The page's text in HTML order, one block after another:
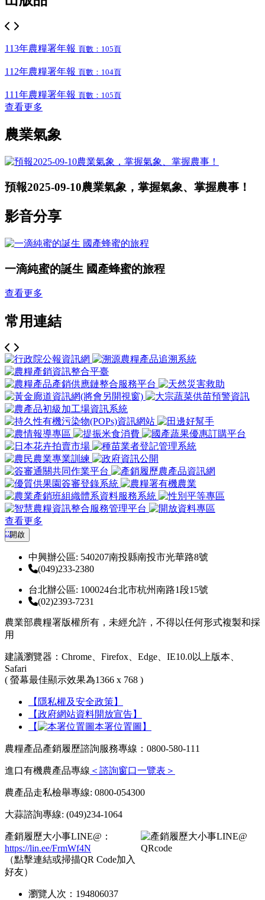
113年農糧署年報 頁數：105頁
112年農糧署年報 頁數：104頁
111年農糧署年報 頁數：105頁
查看更多
農業氣象
預報2025-09-10農業氣象，掌握氣象、掌握農事！
影音分享
一滴純蜜的誕生 國產蜂蜜的旅程
查看更多
常用連結
查看更多
:::開啟
中興辦公區: 540207南投縣南投市光華路8號
(049)233-2380
台北辦公區: 100024台北市杭州南路1段15號
(02)2393-7231
農業部農糧署版權所有，未經允許，不得以任何形式複製和採
用
建議瀏覽器：Chrome、Firefox、Edge、IE10.0以上版本、
Safari
( 螢幕最佳顯示效果為1366 x 768 )
【隱私權及安全政策】
【政府網站資料開放宣告】
【
本署位置圖】
農糧產品產銷履歷諮詢服務專線：0800-580-111
進口有機農產品專線 ＜諮詢窗口一覽表＞
農產品走私檢舉專線: 0800-054300
大蒜諮詢專線: (049)234-1064
產銷履歷大小事LINE@：
https://lin.ee/FrmWf4N
（點擊連結或掃描QR Code加入
好友）
瀏覽人次： 194806037